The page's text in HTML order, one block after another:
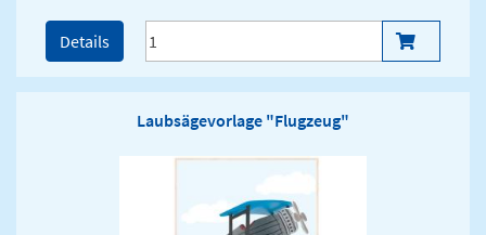
Details
Laubsägevorlage "Flugzeug"